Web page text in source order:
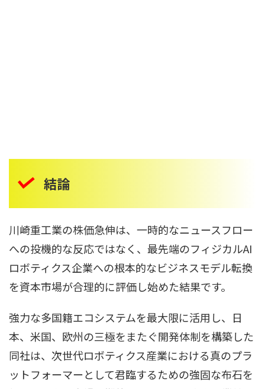
結論
川崎重工業の株価急伸は、一時的なニュースフロー
への投機的な反応ではなく、最先端のフィジカルAI
ロボティクス企業への根本的なビジネスモデル転換
を資本市場が合理的に評価し始めた結果です。
強力な多国籍エコシステムを最大限に活用し、日
本、米国、欧州の三極をまたぐ開発体制を構築した
同社は、次世代ロボティクス産業における真のプラ
ットフォーマーとして君臨するための強固な布石を